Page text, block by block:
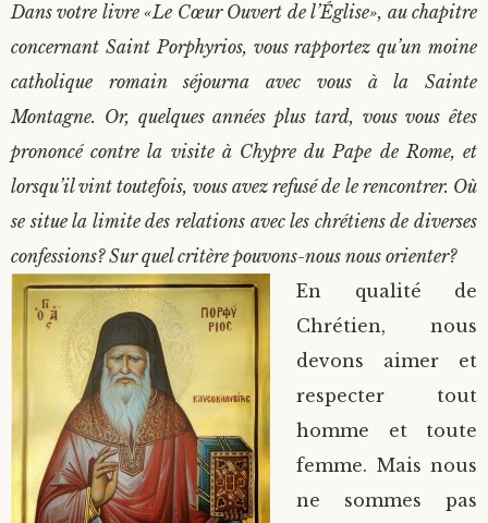
Dans votre livre «Le Cœur Ouvert de l’Église», au chapitre
concernant Saint Porphyrios, vous rapportez qu’un moine
catholique romain séjourna avec vous à la Sainte
Montagne. Or, quelques années plus tard, vous vous êtes
prononcé contre la visite à Chypre du Pape de Rome, et
lorsqu’il vint toutefois, vous avez refusé de le rencontrer. Où
se situe la limite des relations avec les chrétiens de diverses
confessions? Sur quel critère pouvons-nous nous orienter?
En qualité de
Chrétien, nous
devons aimer et
respecter tout
homme et toute
femme. Mais nous
ne sommes pas